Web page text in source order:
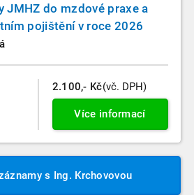
JMHZ do mzdové praxe a
pojištění v roce 2026
2.100,- Kč(vč. DPH)
Více informací
s Ing. Krchovovou